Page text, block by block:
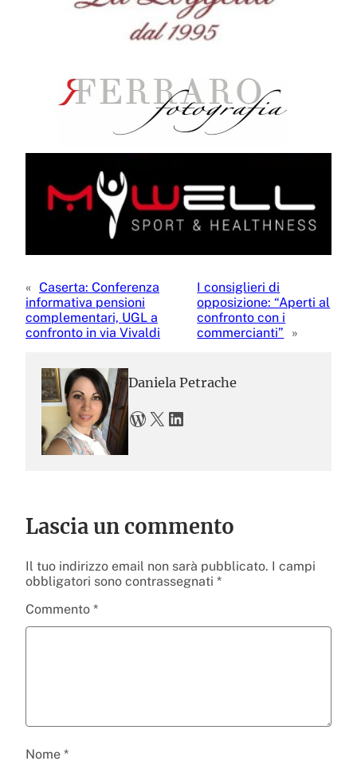
« Caserta: Conferenza
informativa pensioni
complementari, UGL a
confronto in via Vivaldi
I consiglieri di
opposizione: “Aperti al
confronto con i
commercianti”
»
Daniela Petrache
WordPress X LinkedIn
Lascia un commento
Il tuo indirizzo email non sarà pubblicato. I campi
obbligatori sono contrassegnati *
Commento *
Nome *